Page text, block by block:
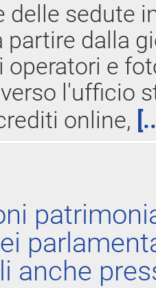
delle sedute
partire dalla
operatori e
l'ufficio
online,
anche